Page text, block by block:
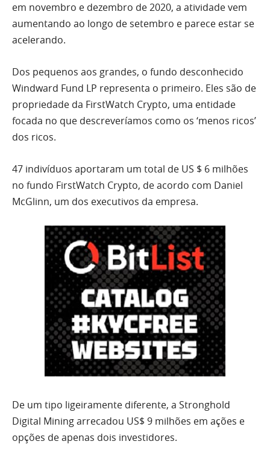
em novembro e dezembro de 2020, a atividade vem
aumentando ao longo de setembro e parece estar se
acelerando.
Dos pequenos aos grandes, o fundo desconhecido
Windward Fund LP representa o primeiro. Eles são de
propriedade da FirstWatch Crypto, uma entidade
focada no que descreveríamos como os ‘menos ricos’
dos ricos.
47 indivíduos aportaram um total de US $ 6 milhões
no fundo FirstWatch Crypto, de acordo com Daniel
McGlinn, um dos executivos da empresa.
De um tipo ligeiramente diferente, a Stronghold
Digital Mining arrecadou US$ 9 milhões em ações e
opções de apenas dois investidores.